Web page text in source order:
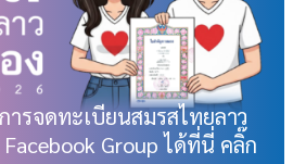
รจดทะเบียนสมรสไทยลาว
Facebook Group ได้ที่นี่ คลิ๊ก